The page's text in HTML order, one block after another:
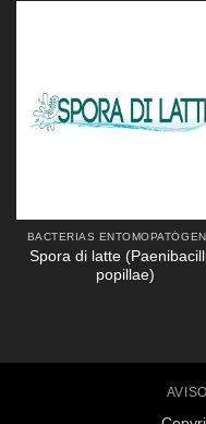
Spora di latte
popillae)